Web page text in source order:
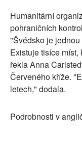
Humanitární
pohraničních
"Švédsko je
Existuje tisíce míst,
řekla Anna
Červeného kříže.
letech," dodala.
Podrobnosti v